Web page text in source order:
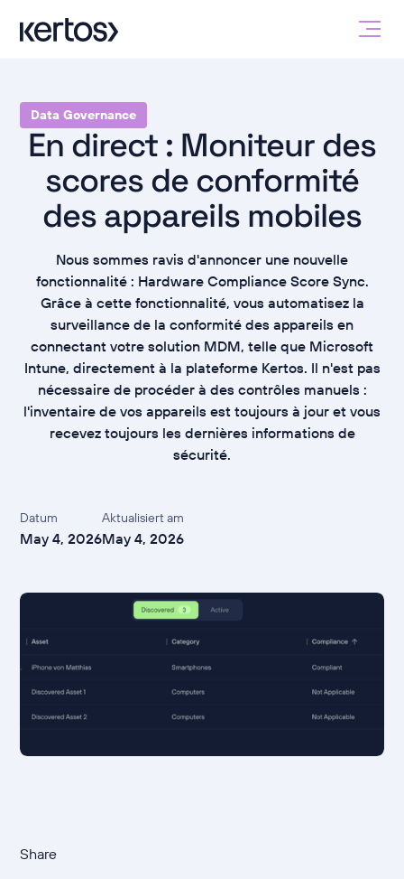
Data Governance
En direct : Moniteur des
scores de conformité
des appareils mobiles
Nous sommes ravis d'annoncer une nouvelle
fonctionnalité : Hardware Compliance Score Sync.
Grâce à cette fonctionnalité, vous automatisez la
surveillance de la conformité des appareils en
connectant votre solution MDM, telle que Microsoft
Intune, directement à la plateforme Kertos. Il n'est pas
nécessaire de procéder à des contrôles manuels :
l'inventaire de vos appareils est toujours à jour et vous
recevez toujours les dernières informations de
sécurité.
Datum
May 4, 2026
Aktualisiert am
May 4, 2026
Share